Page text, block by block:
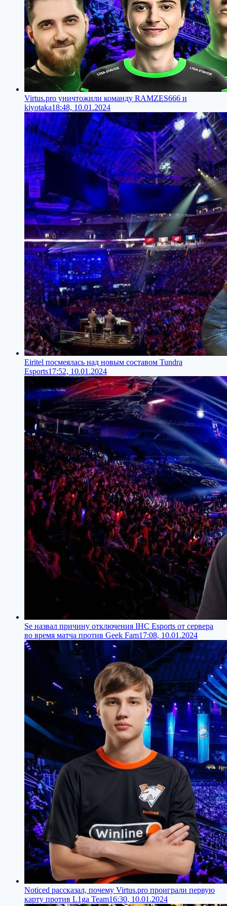
Virtus.pro уничтожили команду RAMZES666 и
kiyotaka18:48, 10.01.2024
Eiritel посмеялась над новым составом Tundra
Esports17:52, 10.01.2024
Se назвал причину отключения IHC Esports от сервера
во время матча против Geek Fam17:08, 10.01.2024
Noticed рассказал, почему Virtus.pro проиграли первую
карту против L1ga Team16:30, 10.01.2024